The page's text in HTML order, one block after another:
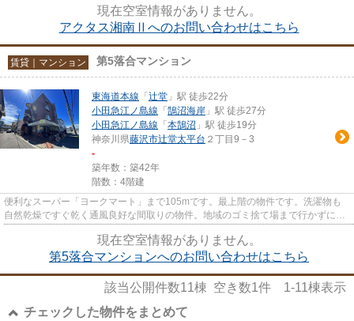
現在空室情報がありません。
アクタス湘南Ⅱへのお問い合わせはこちら
賃貸｜マンション 第5落合マンション
東海道本線 「 辻堂 」駅 徒歩22分
小田急江ノ島線 「 鵠沼海岸 」駅 徒歩27分
小田急江ノ島線 「 本鵠沼 」駅 徒歩19分
神奈川県藤沢市辻堂太平台 ２丁目9－3
-
築年数：築42年
階数：4階建
便利なスーパー「ヨークマート」まで105mです。最上階の物件です。洗濯物も
自然乾燥ですぐ乾く通風良好な間取りの物件。地域のゴミ捨て場まで行かずにサ
現在空室情報がありません。
第5落合マンションへのお問い合わせはこちら
該当公開件数11棟 空き数1件 1-11棟表示
チェックした物件をまとめて